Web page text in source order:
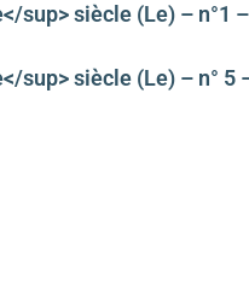
sup> siècle (Le) – n°1
sup> siècle (Le) – n° 5